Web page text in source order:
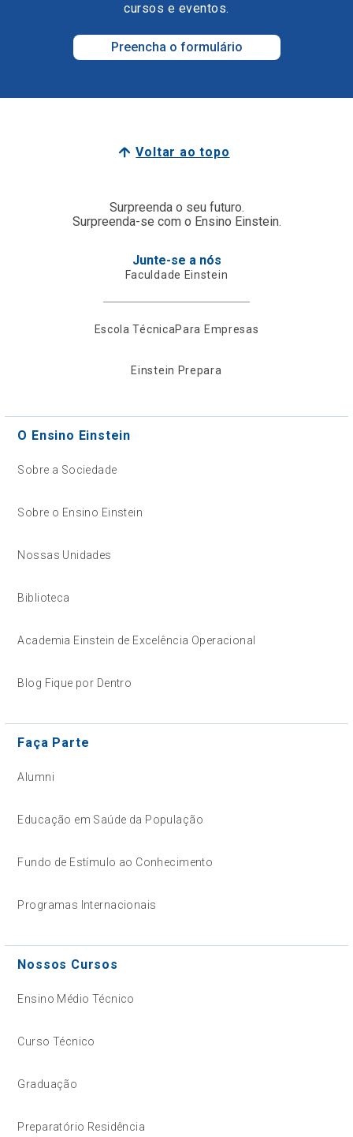
cursos e eventos.
Preencha o formulário
Voltar ao topo
Surpreenda o seu futuro.
Surpreenda-se com o Ensino Einstein.
Junte-se a nós
Faculdade Einstein
Escola TécnicaPara Empresas
Einstein Prepara
O Ensino Einstein
Sobre a Sociedade
Sobre o Ensino Einstein
Nossas Unidades
Biblioteca
Academia Einstein de Excelência Operacional
Blog Fique por Dentro
Faça Parte
Alumni
Educação em Saúde da População
Fundo de Estímulo ao Conhecimento
Programas Internacionais
Nossos Cursos
Ensino Médio Técnico
Curso Técnico
Graduação
Preparatório Residência